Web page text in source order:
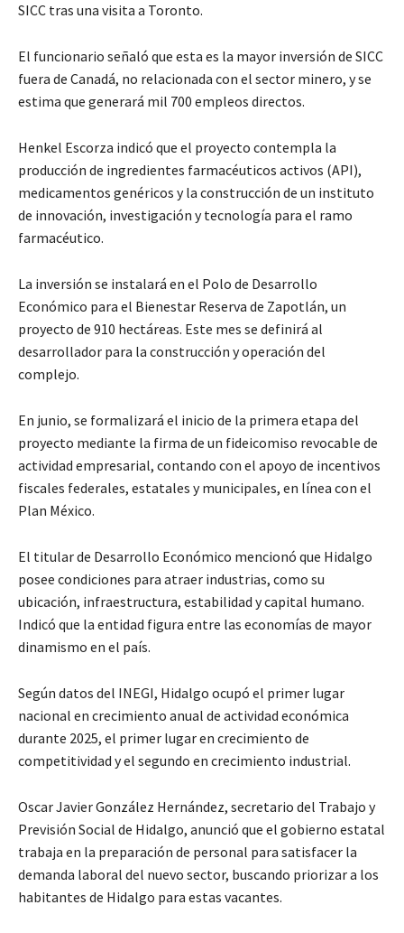
SICC tras una visita a Toronto.
El funcionario señaló que esta es la mayor inversión de SICC
fuera de Canadá, no relacionada con el sector minero, y se
estima que generará mil 700 empleos directos.
Henkel Escorza indicó que el proyecto contempla la
producción de ingredientes farmacéuticos activos (API),
medicamentos genéricos y la construcción de un instituto
de innovación, investigación y tecnología para el ramo
farmacéutico.
La inversión se instalará en el Polo de Desarrollo
Económico para el Bienestar Reserva de Zapotlán, un
proyecto de 910 hectáreas. Este mes se definirá al
desarrollador para la construcción y operación del
complejo.
En junio, se formalizará el inicio de la primera etapa del
proyecto mediante la firma de un fideicomiso revocable de
actividad empresarial, contando con el apoyo de incentivos
fiscales federales, estatales y municipales, en línea con el
Plan México.
El titular de Desarrollo Económico mencionó que Hidalgo
posee condiciones para atraer industrias, como su
ubicación, infraestructura, estabilidad y capital humano.
Indicó que la entidad figura entre las economías de mayor
dinamismo en el país.
Según datos del INEGI, Hidalgo ocupó el primer lugar
nacional en crecimiento anual de actividad económica
durante 2025, el primer lugar en crecimiento de
competitividad y el segundo en crecimiento industrial.
Oscar Javier González Hernández, secretario del Trabajo y
Previsión Social de Hidalgo, anunció que el gobierno estatal
trabaja en la preparación de personal para satisfacer la
demanda laboral del nuevo sector, buscando priorizar a los
habitantes de Hidalgo para estas vacantes.